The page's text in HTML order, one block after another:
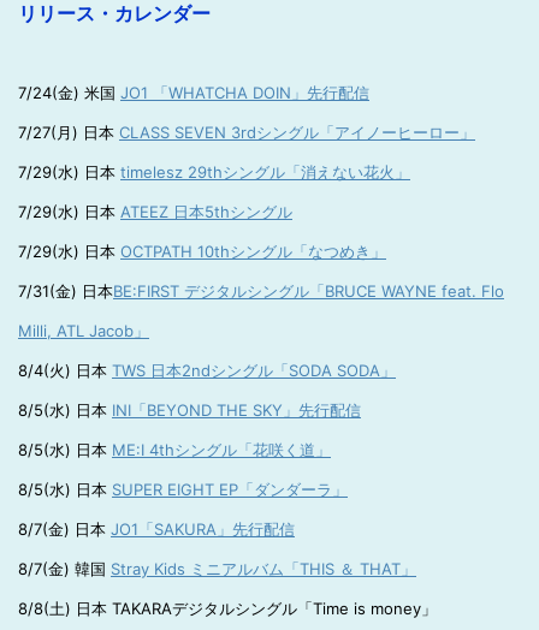
リリース・カレンダー
7/24(金) 米国 JO1 「WHATCHA DOIN」先行配信
7/27(月) 日本 CLASS SEVEN 3rdシングル「アイノーヒーロー」
7/29(水) 日本 timelesz 29thシングル「消えない花火」
7/29(水) 日本 ATEEZ 日本5thシングル
7/29(水) 日本 OCTPATH 10thシングル「なつめき」
7/31(金) 日本BE:FIRST デジタルシングル「BRUCE WAYNE feat. Flo
Milli, ATL Jacob」
8/4(火) 日本 TWS 日本2ndシングル「SODA SODA」
8/5(水) 日本 INI「BEYOND THE SKY」先行配信
8/5(水) 日本 ME:I 4thシングル「花咲く道」
8/5(水) 日本 SUPER EIGHT EP「ダンダーラ」
8/7(金) 日本 JO1「SAKURA」先行配信
8/7(金) 韓国 Stray Kids ミニアルバム「THIS ＆ THAT」
8/8(土) 日本 TAKARAデジタルシングル「Time is money」